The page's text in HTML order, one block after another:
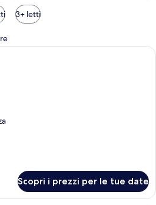
3+ letti
Una camera d'albergo con un letto,
Scopri i prezzi per le tue date